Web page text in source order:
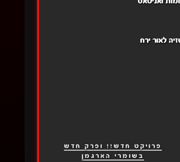
לאור ירח
פרויקט חדש!! ופרק חדש
בשומרי הארגמן